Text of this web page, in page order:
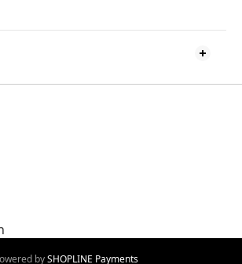
bySHOPLINE Payments